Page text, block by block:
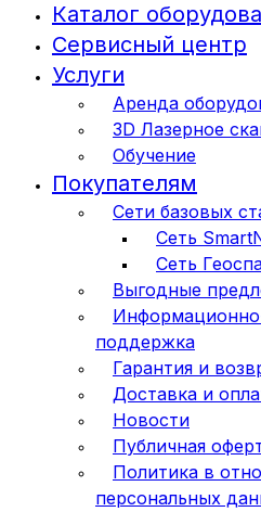
Каталог
Сервисный центр
Услуги
Аренда
3D Лазерное
Обучение
Покупателям
Сети базовых
Сеть
Сеть
Выгодные
поддержка
Гарантия и
Доставка и
Новости
Публичная
Политика в
персональных